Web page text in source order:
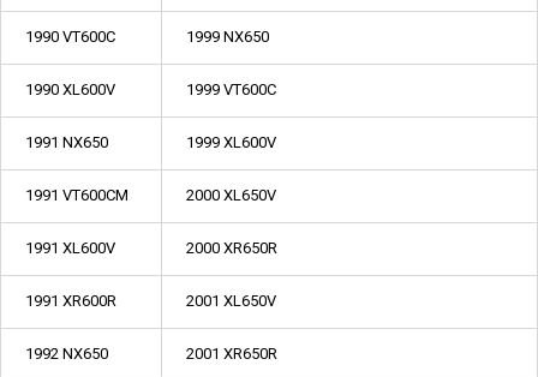
1990 VT600C 1999 NX650
1990 XL600V 1999 VT600C
1991 NX650 1999 XL600V
1991 VT600CM 2000 XL650V
1991 XL600V 2000 XR650R
1991 XR600R 2001 XL650V
1992 NX650 2001 XR650R